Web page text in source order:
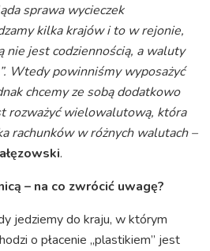
sprawa wycieczek
kilka krajów i to w rejonie,
nie jest codziennością, a waluty
Wtedy powinniśmy wyposażyć
chcemy ze sobą dodatkowo
rozważyć wielowalutową, która
rachunków w różnych walutach –
.
– na co zwrócić uwagę?
jedziemy do kraju, w którym
o płacenie „plastikiem” jest